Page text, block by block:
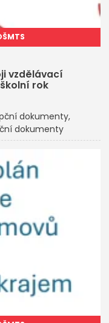
vzdělávací
rok
dokumenty
dokumenty